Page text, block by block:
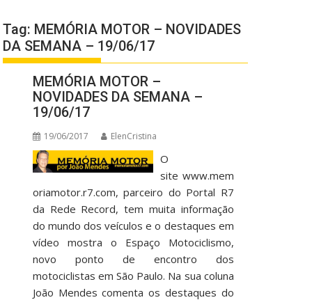
Tag: MEMÓRIA MOTOR – NOVIDADES
DA SEMANA – 19/06/17
MEMÓRIA MOTOR –
NOVIDADES DA SEMANA –
19/06/17
19/06/2017 ElenCristina
O
site www.mem
oriamotor.r7.com, parceiro do Portal R7
da Rede Record, tem muita informação
do mundo dos veículos e o destaques em
vídeo mostra o Espaço Motociclismo,
novo ponto de encontro dos
motociclistas em São Paulo. Na sua coluna
João Mendes comenta os destaques do